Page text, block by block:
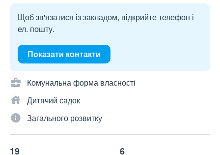
Щоб зв'язатися із закладом, відкрийте телефон і
ел. пошту.
Показати контакти
Комунальна форма власності
Дитячий садок
Загального розвитку
19 6